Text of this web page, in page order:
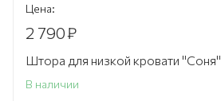
Цена:
2 790₽
Штора для низкой кровати "Соня"
В наличии